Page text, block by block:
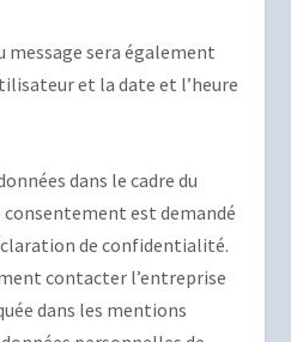
message sera également
et la date et l’heure
dans le cadre du
consentement est demandé
de confidentialité.
contacter l’entreprise
dans les mentions